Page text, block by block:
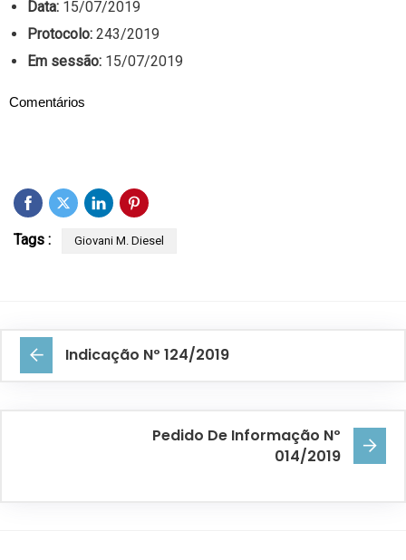
Data: 15/07/2019
Protocolo: 243/2019
Em sessão: 15/07/2019
Comentários
Tags : Giovani M. Diesel
Indicação Nº 124/2019
Pedido De Informação Nº
014/2019